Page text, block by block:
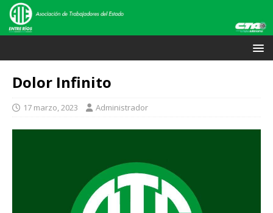
Dolor Infinito
17 marzo, 2023 Administrador